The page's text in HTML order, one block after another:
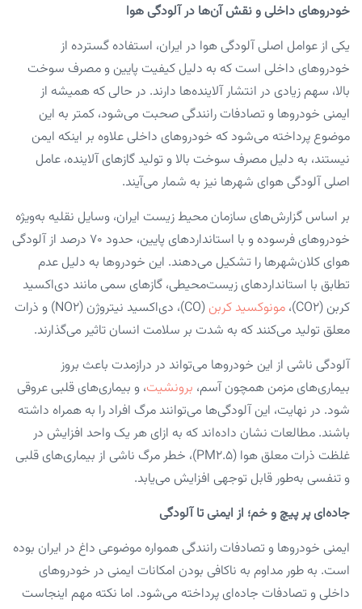
خودروهای داخلی و نقش آن‌ها در آلودگی هوا
یکی از عوامل اصلی آلودگی هوا در ایران، استفاده گسترده از
خودروهای داخلی است که به دلیل کیفیت پایین و مصرف سوخت
بالا، سهم زیادی در انتشار آلاینده‌ها دارند. در حالی که همیشه از
ایمنی خودروها و تصادفات رانندگی صحبت می‌شود، کمتر به این
موضوع پرداخته می‌شود که خودروهای داخلی علاوه بر اینکه ایمن
نیستند، به دلیل مصرف سوخت بالا و تولید گازهای آلاینده، عامل
اصلی آلودگی هوای شهرها نیز به شمار می‌آیند.
بر اساس گزارش‌های سازمان محیط زیست ایران، وسایل نقلیه به‌ویژه
خودروهای فرسوده و با استانداردهای پایین، حدود ۷۰ درصد از آلودگی
هوای کلان‌شهرها را تشکیل می‌دهند. این خودروها به دلیل عدم
تطابق با استانداردهای زیست‌محیطی، گازهای سمی مانند دی‌اکسید
کربن (CO2)،
مونوکسید کربن
(CO)، دی‌اکسید نیتروژن (NO2) و ذرات
معلق تولید می‌کنند که به شدت بر سلامت انسان تاثیر می‌گذارند.
آلودگی ناشی از این خودروها می‌تواند در درازمدت باعث بروز
بیماری‌های مزمن همچون آسم، برونشیت، و بیماری‌های قلبی عروقی
شود. در نهایت، این آلودگی‌ها می‌توانند مرگ افراد را به همراه داشته
باشند. مطالعات نشان داده‌اند که به ازای هر یک واحد افزایش در
غلظت ذرات معلق هوا (PM2.۵)، خطر مرگ ناشی از بیماری‌های قلبی
و تنفسی به‌طور قابل توجهی افزایش می‌یابد.
جاده‌ای پر پیچ و خم؛ از ایمنی تا آلودگی
ایمنی خودروها و تصادفات رانندگی همواره موضوعی داغ در ایران بوده
است. به طور مداوم به ناکافی بودن امکانات ایمنی در خودروهای
داخلی و تصادفات جاده‌ای پرداخته می‌شود. اما نکته مهم اینجاست